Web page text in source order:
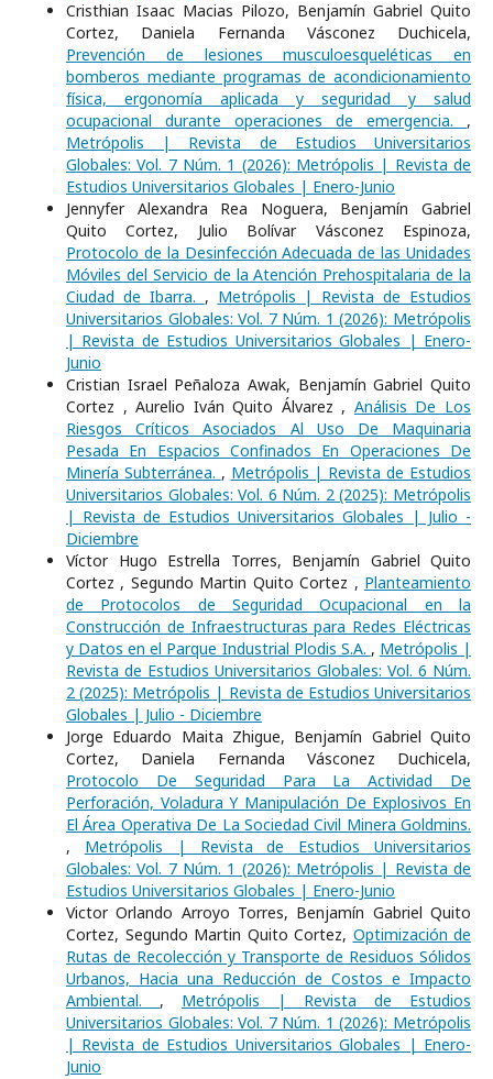
Cristhian Isaac Macias Pilozo, Benjamín Gabriel Quito
Cortez, Daniela Fernanda Vásconez Duchicela,
Prevención de lesiones musculoesqueléticas en
bomberos mediante programas de acondicionamiento
física, ergonomía aplicada y seguridad y salud
ocupacional durante operaciones de emergencia. ,
Metrópolis | Revista de Estudios Universitarios
Globales: Vol. 7 Núm. 1 (2026): Metrópolis | Revista de
Estudios Universitarios Globales | Enero-Junio
Jennyfer Alexandra Rea Noguera, Benjamín Gabriel
Quito Cortez, Julio Bolívar Vásconez Espinoza,
Protocolo de la Desinfección Adecuada de las Unidades
Móviles del Servicio de la Atención Prehospitalaria de la
Ciudad de Ibarra. , Metrópolis | Revista de Estudios
Universitarios Globales: Vol. 7 Núm. 1 (2026): Metrópolis
| Revista de Estudios Universitarios Globales | Enero-
Junio
Cristian Israel Peñaloza Awak, Benjamín Gabriel Quito
Cortez , Aurelio Iván Quito Álvarez , Análisis De Los
Riesgos Críticos Asociados Al Uso De Maquinaria
Pesada En Espacios Confinados En Operaciones De
Minería Subterránea. , Metrópolis | Revista de Estudios
Universitarios Globales: Vol. 6 Núm. 2 (2025): Metrópolis
| Revista de Estudios Universitarios Globales | Julio -
Diciembre
Víctor Hugo Estrella Torres, Benjamín Gabriel Quito
Cortez , Segundo Martin Quito Cortez , Planteamiento
de Protocolos de Seguridad Ocupacional en la
Construcción de Infraestructuras para Redes Eléctricas
y Datos en el Parque Industrial Plodis S.A. , Metrópolis |
Revista de Estudios Universitarios Globales: Vol. 6 Núm.
2 (2025): Metrópolis | Revista de Estudios Universitarios
Globales | Julio - Diciembre
Jorge Eduardo Maita Zhigue, Benjamín Gabriel Quito
Cortez, Daniela Fernanda Vásconez Duchicela,
Protocolo De Seguridad Para La Actividad De
Perforación, Voladura Y Manipulación De Explosivos En
El Área Operativa De La Sociedad Civil Minera Goldmins.
, Metrópolis | Revista de Estudios Universitarios
Globales: Vol. 7 Núm. 1 (2026): Metrópolis | Revista de
Estudios Universitarios Globales | Enero-Junio
Victor Orlando Arroyo Torres, Benjamín Gabriel Quito
Cortez, Segundo Martin Quito Cortez, Optimización de
Rutas de Recolección y Transporte de Residuos Sólidos
Urbanos, Hacia una Reducción de Costos e Impacto
Ambiental. , Metrópolis | Revista de Estudios
Universitarios Globales: Vol. 7 Núm. 1 (2026): Metrópolis
| Revista de Estudios Universitarios Globales | Enero-
Junio